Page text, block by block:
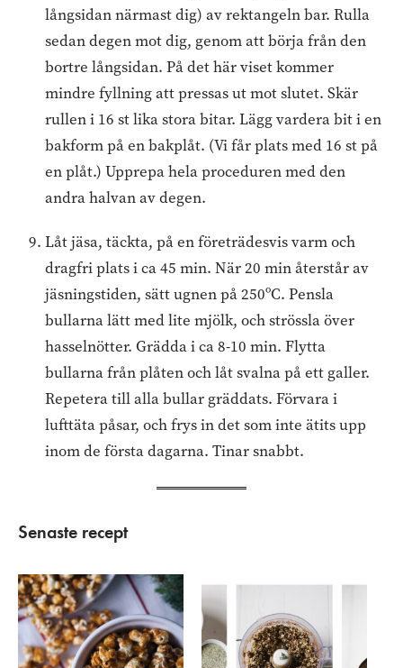
långsidan närmast dig) av rektangeln bar. Rulla
sedan degen mot dig, genom att börja från den
bortre långsidan. På det här viset kommer
mindre fyllning att pressas ut mot slutet. Skär
rullen i 16 st lika stora bitar. Lägg vardera bit i en
bakform på en bakplåt. (Vi får plats med 16 st på
en plåt.) Upprepa hela proceduren med den
andra halvan av degen.
Låt jäsa, täckta, på en företrädesvis varm och
dragfri plats i ca 45 min. När 20 min återstår av
jäsningstiden, sätt ugnen på 250ºC. Pensla
bullarna lätt med lite mjölk, och strössla över
hasselnötter. Grädda i ca 8-10 min. Flytta
bullarna från plåten och låt svalna på ett galler.
Repetera till alla bullar gräddats. Förvara i
lufttäta påsar, och frys in det som inte ätits upp
inom de första dagarna. Tinar snabbt.
Senaste recept